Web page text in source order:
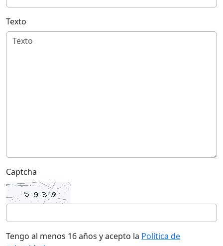
Texto
Captcha
Tengo al menos 16 años y acepto la Política de